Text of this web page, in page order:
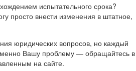
испытательного срока?
просто внести изменения в штатное,
юридических вопросов, но каждый
Вашу проблему — обращайтесь в
на сайте.